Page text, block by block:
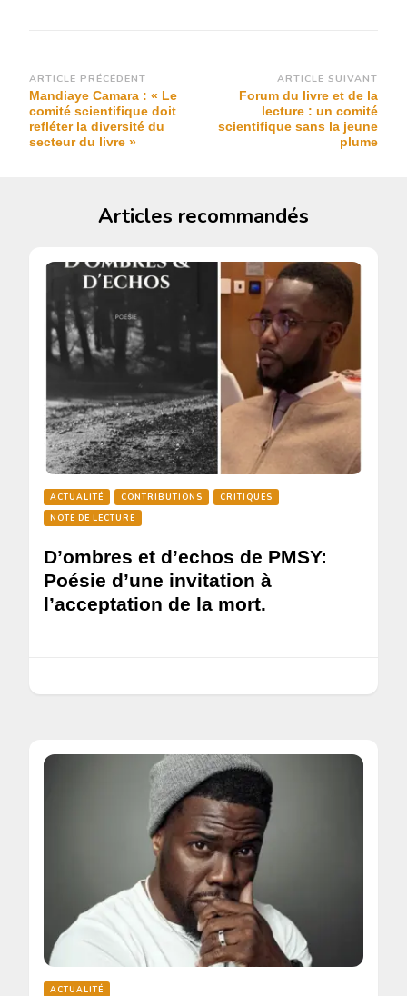
Navigation
d’article
ARTICLE PRÉCÉDENT
Mandiaye Camara : « Le
comité scientifique doit
refléter la diversité du
secteur du livre »
ARTICLE SUIVANT
Forum du livre et de la
lecture : un comité
scientifique sans la jeune
plume
Articles recommandés
ACTUALITÉ CONTRIBUTIONS
CRITIQUES
NOTE DE LECTURE
D’ombres et d’echos de PMSY:
Poésie d’une invitation à
l’acceptation de la mort.
ACTUALITÉ